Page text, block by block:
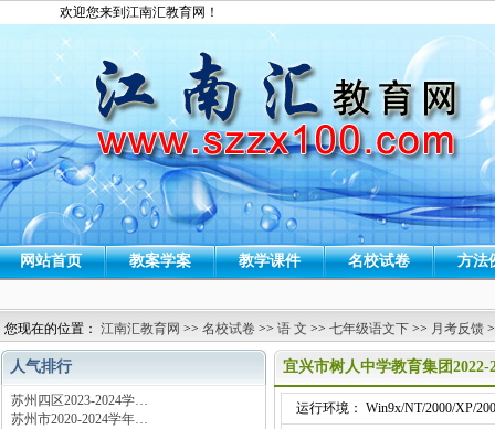
欢迎您来到江南汇教育网！
网站首页 教案学案 教学课件 名校试卷 方法
您现在的位置： 江南汇教育网 >> 名校试卷 >> 语 文 >> 七年级语文下 >> 月考反馈
人气排行
苏州四区2023-2024学…
苏州市2020-2024学年…
宜兴市树人中学教育集团
运行环境： Win9x/NT/2000/XP/